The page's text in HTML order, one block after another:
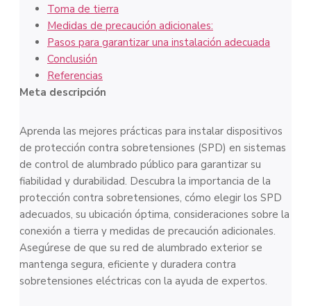
Toma de tierra
Medidas de precaución adicionales:
Pasos para garantizar una instalación adecuada
Conclusión
Referencias
Meta descripción
Aprenda las mejores prácticas para instalar dispositivos
de protección contra sobretensiones (SPD) en sistemas
de control de alumbrado público para garantizar su
fiabilidad y durabilidad. Descubra la importancia de la
protección contra sobretensiones, cómo elegir los SPD
adecuados, su ubicación óptima, consideraciones sobre la
conexión a tierra y medidas de precaución adicionales.
Asegúrese de que su red de alumbrado exterior se
mantenga segura, eficiente y duradera contra
sobretensiones eléctricas con la ayuda de expertos.